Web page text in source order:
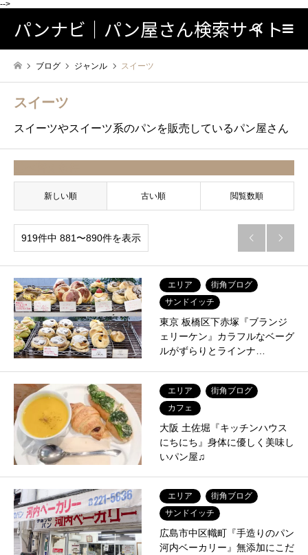
-->
パンナビ｜パン屋さん検索サイト検索
ブログ ジャンル スイーツ
スイーツ
スイーツやスイーツ系のパンを販売しているパン屋さん
新しい順 古い順 閲覧数順
919件中 881〜890件を表示  
エリア
街角ブログ
サンドイッチ
東京 板橋区下赤塚『ブランジ
ェリーケン』カラフルなベーグ
ルがずらりとラインナ…
エリア
街角ブログ
カフェ
大阪 土佐堀『キッチンハウス
にちにち』身体に優しく美味し
いパン屋♫
エリア
街角ブログ
サンドイッチ
広島市中区幟町『手造りのパン
河内ベーカリー』無添加にこだ